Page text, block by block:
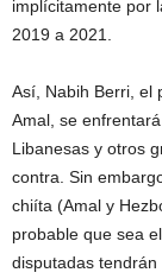
implícitamente por
2019 a 2021.
Así, Nabih Berri, el
Amal, se
Libanesas y otros
contra. Sin
chiíta (Amal y
probable que sea
disputadas